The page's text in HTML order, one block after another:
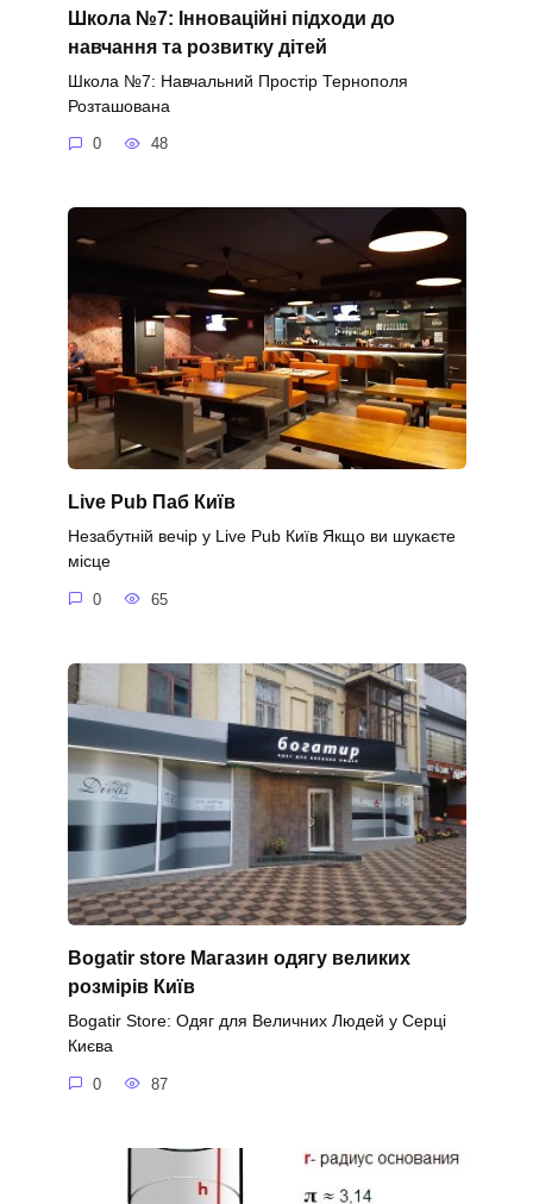
Школа №7: Інноваційні підходи до
навчання та розвитку дітей
Школа №7: Навчальний Простір Тернополя
Розташована
0 48
Live Pub Паб Київ
Незабутній вечір у Live Pub Київ Якщо ви шукаєте
місце
0 65
Bogatir store Магазин одягу великих
розмірів Київ
Bogatir Store: Одяг для Величних Людей у Серці
Києва
0 87